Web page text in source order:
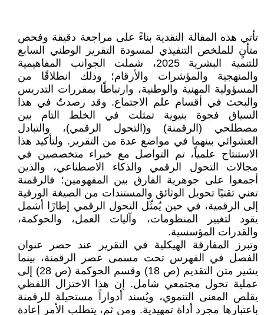
تأتي هذه المقالة النقدية بناءً على مراجعة دقيقة وفحص
متأنٍ للملخص التنفيذي لمسودة التقرير الوطني السابع
للتنمية البشرية 2025، شملت الجوانب المفاهيمية
والمنهجية والمؤشرات والأرقام؛ وذلك انطلاقًا من
المسؤولية المهنية والوطنية، وارتباطًا بمقررات التدريس
والبحث في أقسام علم الاجتماع. وقد رصدتُ في هذا
السياق فجوة بنيوية تمثلت في الخلط التام بين
مصطلحي (الرقمنة) و(التحول الرقمي)، والتبادل
العشوائي بينهما في مواضع عدة من التقرير. ولتأكيد هذا
الاستنتاج علمياً، تم التواصل مع خبراء متخصصين في
مجالات التحول الرقمي والذكاء الاصطناعي، والذين
أجمعوا على جوهرية الفارق بين المفهومين؛ فالرقمنة
تعني تقنيًا تحويل الوثائق والمستندات من الصيغة الورقية
إلى الرقمية، في حين يُمثّل التحول الرقمي إطارًا أشمل
يقود لتغيير المنظومات، وآليات العمل، والحوكمة،
والقدرات المؤسسية.
وتبرز المفارقة الهيكلية في التقرير عند حصر عنوان
الفصل في الفهرس تحت مسمى عصر الرقمنة، بينما
يشير متن التقديم (ص 18) وقسم الحوكمة (ص 28) إلى
عملية تحول مجتمعي شامل. إن هذا الاختزال اللفظي
يقلص المعنى التنموي، ويُسند أدواراً مستحيلة للرقمنة
باعتبارها مجرد أداة تمهيدية. ومن ثم، يتطلب الأمر إعادة